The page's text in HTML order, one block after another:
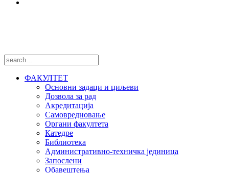
ФАКУЛТЕТ
Основни задаци и циљеви
Дозвола за рад
Акредитација
Самовредновање
Органи факултета
Катедре
Библиотека
Административно-техничка јединица
Запослени
Обавештења